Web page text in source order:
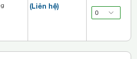
(Liên hệ)